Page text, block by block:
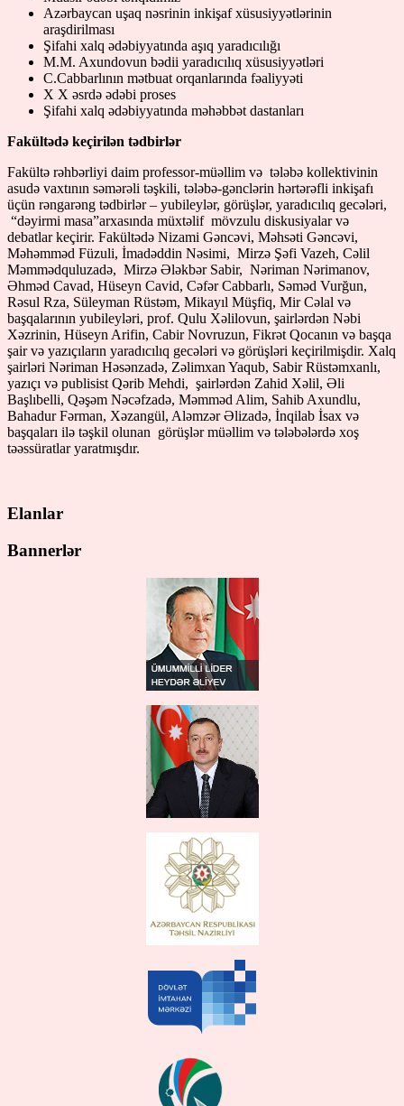
Azərbaycan uşaq nəsrinin inkişaf xüsusiyyətlərinin
araşdirilması
Şifahi xalq ədəbiyyatında aşıq yaradıcılığı
M.M. Axundovun bədii yaradıcılıq xüsusiyyətləri
C.Cabbarlının mətbuat orqanlarında fəaliyyəti
X X əsrdə ədəbi proses
Şifahi xalq ədəbiyyatında məhəbbət dastanları
Fakültədə keçirilən tədbirlər
Fakültə rəhbərliyi daim professor-müəllim və tələbə kollektivinin
asudə vaxtının səmərəli təşkili, tələbə-gənclərin hərtərəfli inkişafı
üçün rəngarəng tədbirlər – yubileylər, görüşlər, yaradıcılıq gecələri,
“dəyirmi masa”arxasında müxtəlif mövzulu diskusiyalar və
debatlar keçirir. Fakültədə Nizami Gəncəvi, Məhsəti Gəncəvi,
Məhəmməd Füzuli, İmadəddin Nəsimi, Mirzə Şəfi Vazeh, Cəlil
Məmmədquluzadə, Mirzə Ələkbər Sabir, Nəriman Nərimanov,
Əhməd Cavad, Hüseyn Cavid, Cəfər Cabbarlı, Səməd Vurğun,
Rəsul Rza, Süleyman Rüstəm, Mikayıl Müşfiq, Mir Cəlal və
başqalarının yubileyləri, prof. Qulu Xəlilovun, şairlərdən Nəbi
Xəzrinin, Hüseyn Arifin, Cabir Novruzun, Fikrət Qocanın və başqa
şair və yazıçıların yaradıcılıq gecələri və görüşləri keçirilmişdir. Xalq
şairləri Nəriman Həsənzadə, Zəlimxan Yaqub, Sabir Rüstəmxanlı,
yazıçı və publisist Qərib Mehdi, şairlərdən Zahid Xəlil, Əli
Başlıbelli, Qəşəm Nəcəfzadə, Məmməd Alim, Sahib Axundlu,
Bahadur Fərman, Xəzangül, Aləmzər Əlizadə, İnqilab İsax və
başqaları ilə təşkil olunan görüşlər müəllim və tələbələrdə xoş
təəssüratlar yaratmışdır.
Elanlar
Bannerlər